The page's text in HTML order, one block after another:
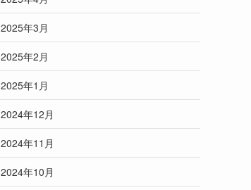
2025年3月
2025年2月
2025年1月
2024年12月
2024年11月
2024年10月